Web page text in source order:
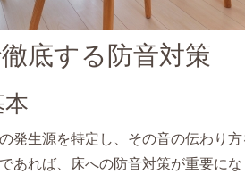
底する防音対策
発生源を特定し、その音の伝わり方
あれば、床への防音対策が重要にな